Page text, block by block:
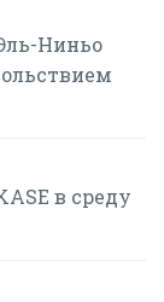
Ниньо
в среду